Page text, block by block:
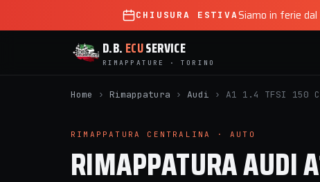
CHIUSURA ESTIVASiamo in ferie dal
D.B. ECUSERVICE
RIMAPPATURE · TORINO
Home › Rimappatura › Audi › A1 1.4 TFSI 150
RIMAPPATURA CENTRALINA · AUTO
RIMAPPATURA AUDI